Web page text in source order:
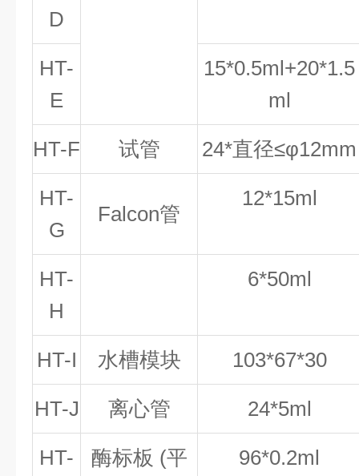
D
HT-
E
15*0.5ml+20*1.5
ml
HT-F 试管 24*直径≤φ12mm
HT-
G
Falcon管
12*15ml
HT-
H
6*50ml
HT-I 水槽模块 103*67*30
HT-J 离心管 24*5ml
HT-
酶标板 (平
96*0.2ml